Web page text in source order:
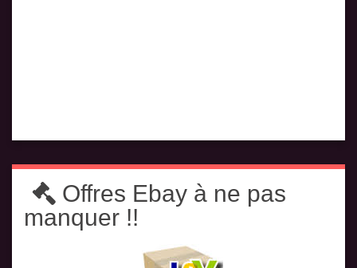
Offres Ebay à ne pas
manquer !!